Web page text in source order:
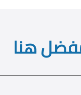
هنا